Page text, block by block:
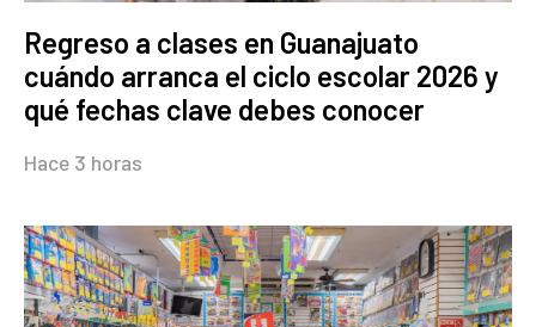
Regreso a clases en Guanajuato
cuándo arranca el ciclo escolar 2026 y
qué fechas clave debes conocer
Hace 3 horas